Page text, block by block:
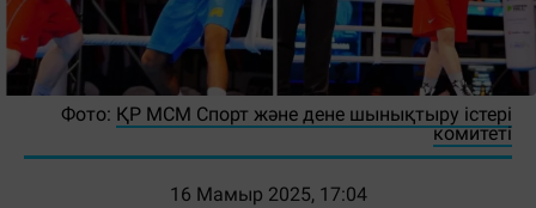
Фото: ҚР МСМ Спорт және дене шынықтыру істері
комитеті
16 Мамыр 2025, 17:04